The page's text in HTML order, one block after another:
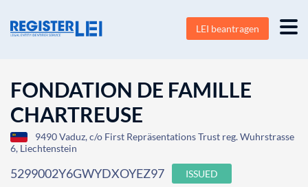
LEI beantragen
FONDATION DE FAMILLE
CHARTREUSE
9490 Vaduz, c/o First Repräsentations Trust reg. Wuhrstrasse
6, Liechtenstein
5299002Y6GWYDXOYEZ97 ISSUED